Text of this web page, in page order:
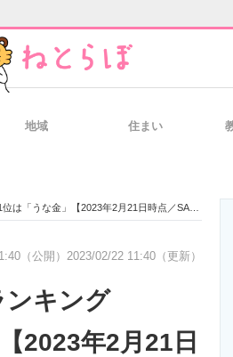
経営リーダーの
の技術・比較・事例 製造業のIT導
地域 住まい
うな金」【2023年2月21日時点／SARAH】
（公開） 2023/02/22 11:40（更新）
ンキング
2023年2月21日